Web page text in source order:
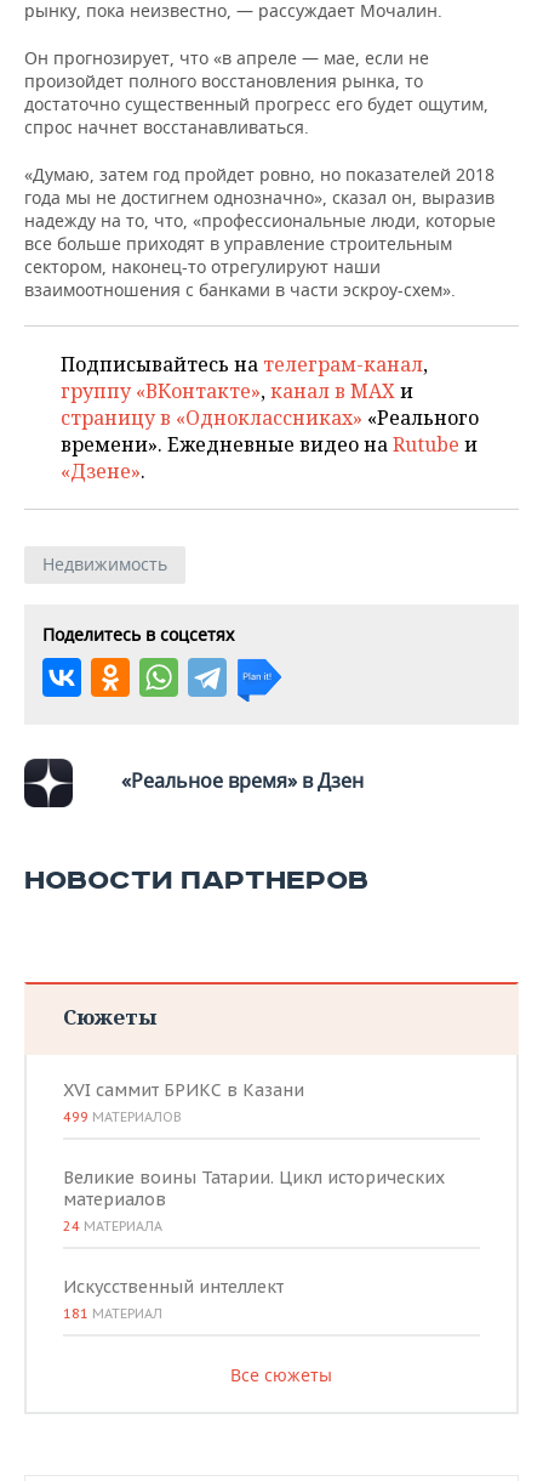
рынку, пока неизвестно, — рассуждает Мочалин.
Он прогнозирует, что «в апреле — мае, если не
произойдет полного восстановления рынка, то
достаточно существенный прогресс его будет ощутим,
спрос начнет восстанавливаться.
«Думаю, затем год пройдет ровно, но показателей 2018
года мы не достигнем однозначно», сказал он, выразив
надежду на то, что, «профессиональные люди, которые
все больше приходят в управление строительным
сектором, наконец-то отрегулируют наши
взаимоотношения с банками в части эскроу-схем».
Подписывайтесь на телеграм-канал,
группу «ВКонтакте»,канал в MAXи
страницу в «Одноклассниках» «Реального
времени». Ежедневные видео наRutube и
«Дзене».
Недвижимость
Поделитесь в соцсетях
«Реальное время» в Дзен
НОВОСТИ ПАРТНЕРОВ
Сюжеты
XVI саммит БРИКС в Казани
499 МАТЕРИАЛОВ
Великие воины Татарии. Цикл исторических
материалов
24 МАТЕРИАЛА
Искусственный интеллект
181 МАТЕРИАЛ
Все сюжеты